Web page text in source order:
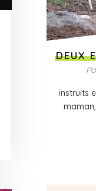
DEUX
instruits